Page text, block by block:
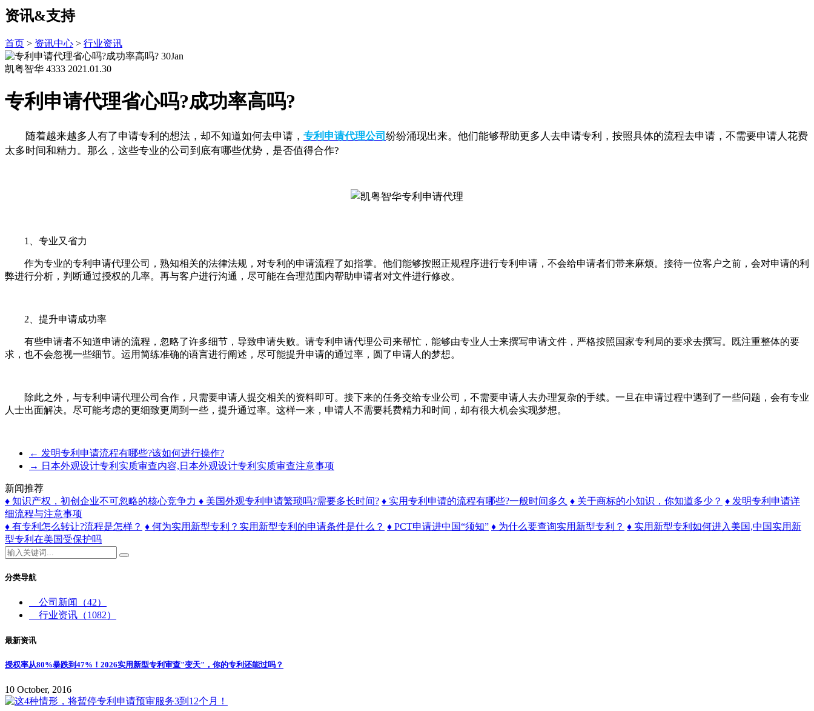
资讯&支持
首页 > 资讯中心 > 行业资讯
30Jan
凯粤智华 4333 2021.01.30
专利申请代理省心吗?成功率高吗?
随着越来越多人有了申请专利的想法，却不知道如何去申请， 专利申请代理公司 纷纷涌现出来。他们能够帮助更多人去申请专利，按照具体的流程去申请，不需要申请人花费
太多时间和精力。那么，这些专业的公司到底有哪些优势，是否值得合作?
1、专业又省力
作为专业的专利申请代理公司，熟知相关的法律法规，对专利的申请流程了如指掌。他们能够按照正规程序进行专利申请，不会给申请者们带来麻烦。接待一位客户之前，会对申请的利
弊进行分析，判断通过授权的几率。再与客户进行沟通，尽可能在合理范围内帮助申请者对文件进行修改。
2、提升申请成功率
有些申请者不知道申请的流程，忽略了许多细节，导致申请失败。请专利申请代理公司来帮忙，能够由专业人士来撰写申请文件，严格按照国家专利局的要求去撰写。既注重整体的要
求，也不会忽视一些细节。运用简练准确的语言进行阐述，尽可能提升申请的通过率，圆了申请人的梦想。
除此之外，与专利申请代理公司合作，只需要申请人提交相关的资料即可。接下来的任务交给专业公司，不需要申请人去办理复杂的手续。一旦在申请过程中遇到了一些问题，会有专业
人士出面解决。尽可能考虑的更细致更周到一些，提升通过率。这样一来，申请人不需要耗费精力和时间，却有很大机会实现梦想。
← 发明专利申请流程有哪些?该如何进行操作?
→ 日本外观设计专利实质审查内容,日本外观设计专利实质审查注意事项
新闻推荐
♦ 知识产权，初创企业不可忽略的核心竞争力 ♦ 美国外观专利申请繁琐吗?需要多长时间? ♦ 实用专利申请的流程有哪些?一般时间多久 ♦ 关于商标的小知识，你知道多少？ ♦ 发明专利申请详
细流程与注意事项
♦ 有专利怎么转让?流程是怎样？ ♦ 何为实用新型专利？实用新型专利的申请条件是什么？ ♦ PCT申请进中国“须知” ♦ 为什么要查询实用新型专利？ ♦ 实用新型专利如何进入美国,中国实用新
型专利在美国受保护吗
分类导航
公司新闻
（42）
行业资讯 （1082）
最新资讯
授权率从80%暴跌到47%！2026实用新型专利审查"变天"，你的专利还能过吗？
10 October, 2016